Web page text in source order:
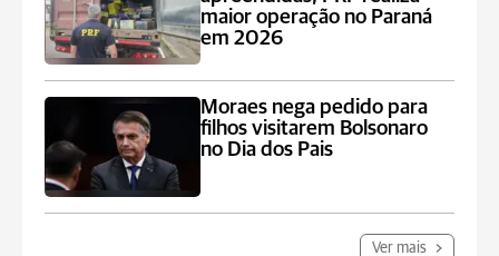
maior operação no Paraná
em 2026
Moraes nega pedido para
filhos visitarem Bolsonaro
no Dia dos Pais
Ver mais